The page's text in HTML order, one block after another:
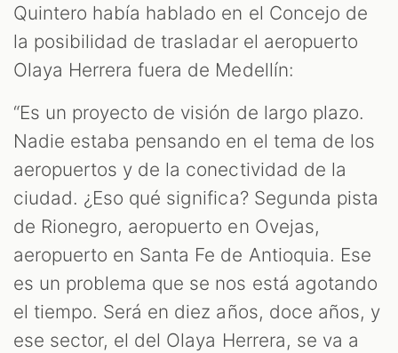
Quintero había hablado en el Concejo de
la posibilidad de trasladar el aeropuerto
Olaya Herrera fuera de Medellín:
“Es un proyecto de visión de largo plazo.
Nadie estaba pensando en el tema de los
aeropuertos y de la conectividad de la
ciudad. ¿Eso qué significa? Segunda pista
de Rionegro, aeropuerto en Ovejas,
aeropuerto en Santa Fe de Antioquia. Ese
es un problema que se nos está agotando
el tiempo. Será en diez años, doce años, y
ese sector, el del Olaya Herrera, se va a